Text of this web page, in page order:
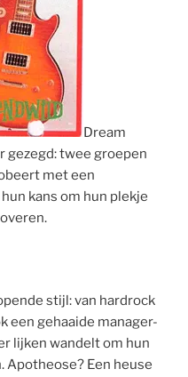
Dream
gezegd: twee groepen
met een
kans om hun plekje
stijl: van hardrock
een gehaaide manager-
lijken wandelt om hun
Apotheose? Een heuse